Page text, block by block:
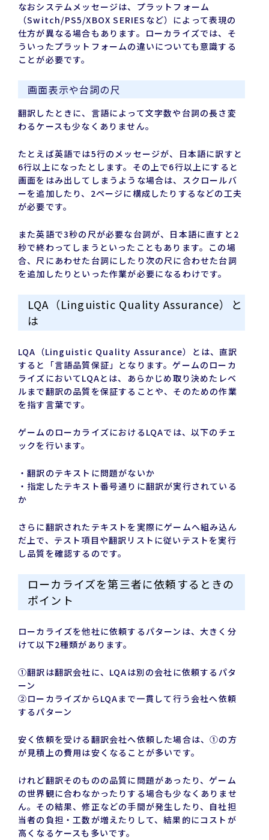
なおシステムメッセージは、プラットフォーム
（Switch/PS5/XBOX SERIESなど）によって表現の
仕方が異なる場合もあります。ローカライズでは、そ
ういったプラットフォームの違いについても意識する
ことが必要です。
画面表示や台詞の尺
翻訳したときに、言語によって文字数や台詞の長さ変
わるケースも少なくありません。
たとえば英語では5行のメッセージが、日本語に訳すと
6行以上になったとします。その上で6行以上にすると
画面をはみ出してしまうような場合は、スクロールバ
ーを追加したり、2ページに構成したりするなどの工夫
が必要です。
また英語で3秒の尺が必要な台詞が、日本語に直すと2
秒で終わってしまうといったこともあります。この場
合、尺にあわせた台詞にしたり次の尺に合わせた台詞
を追加したりといった作業が必要になるわけです。
LQA（Linguistic Quality Assurance）と
は
LQA（Linguistic Quality Assurance）とは、直訳
すると「言語品質保証」となります。ゲームのローカ
ライズにおいてLQAとは、あらかじめ取り決めたレベ
ルまで翻訳の品質を保証することや、そのための作業
を指す言葉です。
ゲームのローカライズにおけるLQAでは、以下のチェ
ックを行います。
・翻訳のテキストに問題がないか
・指定したテキスト番号通りに翻訳が実行されている
か
さらに翻訳されたテキストを実際にゲームへ組み込ん
だ上で、テスト項目や翻訳リストに従いテストを実行
し品質を確認するのです。
ローカライズを第三者に依頼するときの
ポイント
ローカライズを他社に依頼するパターンは、大きく分
けて以下2種類があります。
①翻訳は翻訳会社に、LQAは別の会社に依頼するパタ
ーン
②ローカライズからLQAまで一貫して行う会社へ依頼
するパターン
安く依頼を受ける翻訳会社へ依頼した場合は、①の方
が見積上の費用は安くなることが多いです。
けれど翻訳そのものの品質に問題があったり、ゲーム
の世界観に合わなかったりする場合も少なくありませ
ん。その結果、修正などの手間が発生したり、自社担
当者の負担・工数が増えたりして、結果的にコストが
高くなるケースも多いです。